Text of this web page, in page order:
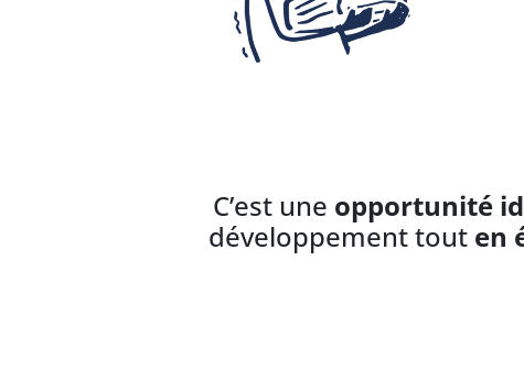
C’est une opportunité
développement tout en